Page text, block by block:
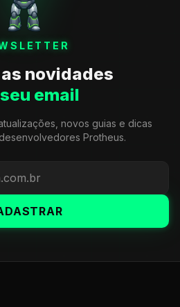
as novidades
email
novos guias e dicas
Protheus.